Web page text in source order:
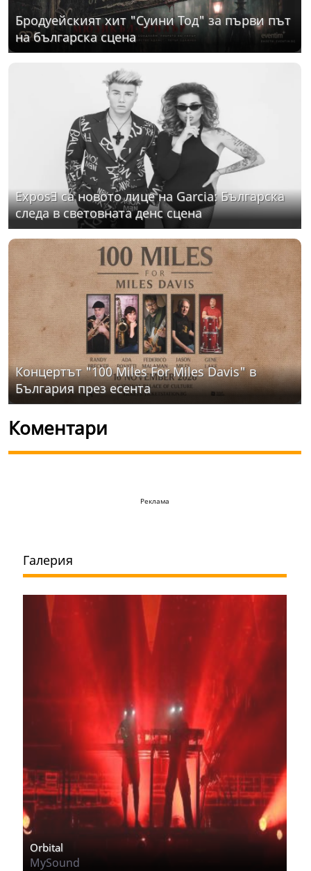
Бродуейският хит "Суини Тод" за първи път
на българска сцена
ExposƎ са новото лице на Garcia: Българска
следа в световната денс сцена
Концертът "100 Miles For Miles Davis" в
България през есента
Коментари
Реклама
Галерия
Orbital
MySound